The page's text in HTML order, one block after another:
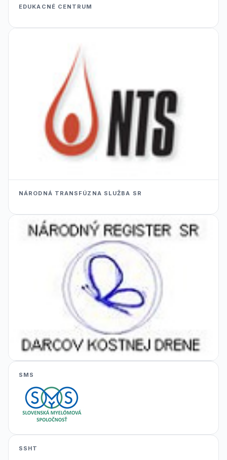
EDUKACNÉ CENTRUM
NÁRODNÁ TRANSFÚZNA SLUŽBA SR
SMS
SSHT